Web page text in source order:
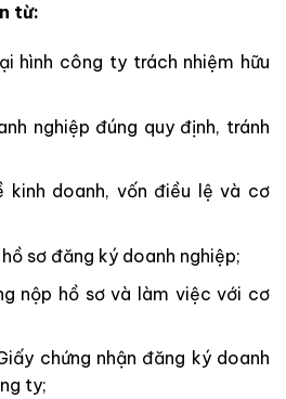
từ:
hình công ty trách nhiệm hữu
nghiệp đúng quy định, tránh
kinh doanh, vốn điều lệ và cơ
sơ đăng ký doanh nghiệp;
nộp hồ sơ và làm việc với cơ
chứng nhận đăng ký doanh
ty;